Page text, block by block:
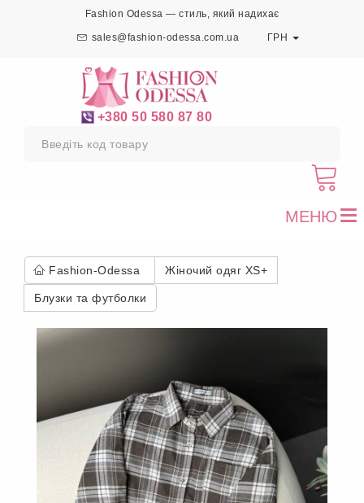
Fashion Odessa — стиль, який надихає
sales@fashion-odessa.com.ua ГРН
+380 50 580 87 80
МЕНЮ
Fashion-Odessa Жіночий одяг XS+
Блузки та футболки